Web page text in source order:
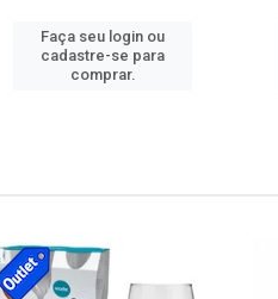
Faça seu login ou
cadastre-se para
comprar.